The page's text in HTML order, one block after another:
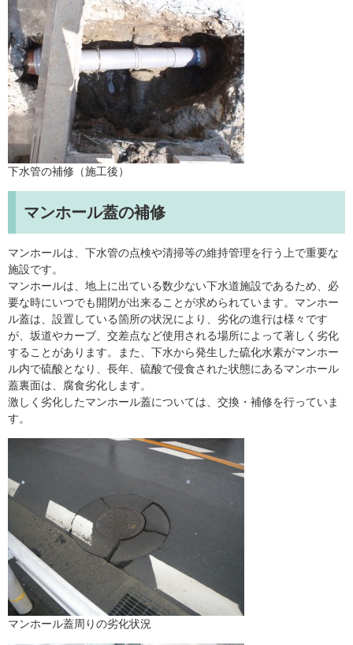
下水管の補修（施工後）
マンホール蓋の補修
マンホールは、下水管の点検や清掃等の維持管理を行う上で重要な
施設です。
マンホールは、地上に出ている数少ない下水道施設であるため、必
要な時にいつでも開閉が出来ることが求められています。マンホー
ル蓋は、設置している箇所の状況により、劣化の進行は様々です
が、坂道やカーブ、交差点など使用される場所によって著しく劣化
することがあります。また、下水から発生した硫化水素がマンホー
ル内で硫酸となり、長年、硫酸で侵食された状態にあるマンホール
蓋裏面は、腐食劣化します。
激しく劣化したマンホール蓋については、交換・補修を行っていま
す。
マンホール蓋周りの劣化状況